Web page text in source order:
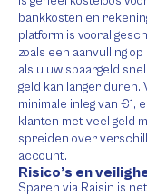
bankkosten en
platform is vooral
zoals een aanvulling
als u uw spaargeld
geld kan langer duren.
minimale inleg van
klanten met veel geld
spreiden over
account.
Risico’s en
Sparen via Raisin is